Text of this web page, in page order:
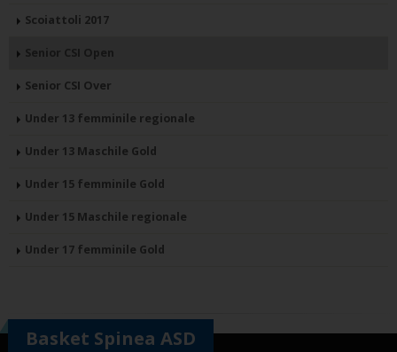
Scoiattoli 2017
Senior CSI Open
Senior CSI Over
Under 13 femminile regionale
Under 13 Maschile Gold
Under 15 femminile Gold
Under 15 Maschile regionale
Under 17 femminile Gold
Basket Spinea ASD